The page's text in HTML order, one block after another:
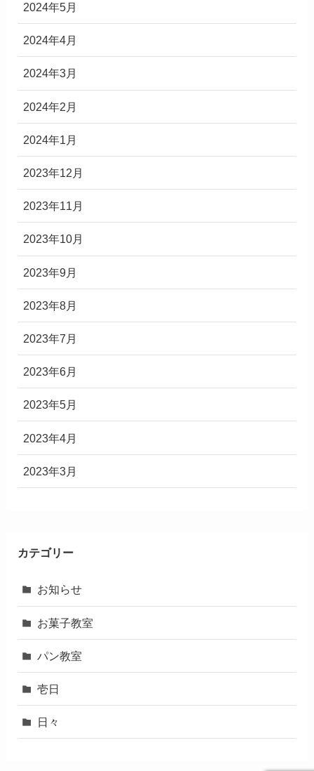
2024年5月
2024年4月
2024年3月
2024年2月
2024年1月
2023年12月
2023年11月
2023年10月
2023年9月
2023年8月
2023年7月
2023年6月
2023年5月
2023年4月
2023年3月
カテゴリー
お知らせ
お菓子教室
パン教室
壱日
日々